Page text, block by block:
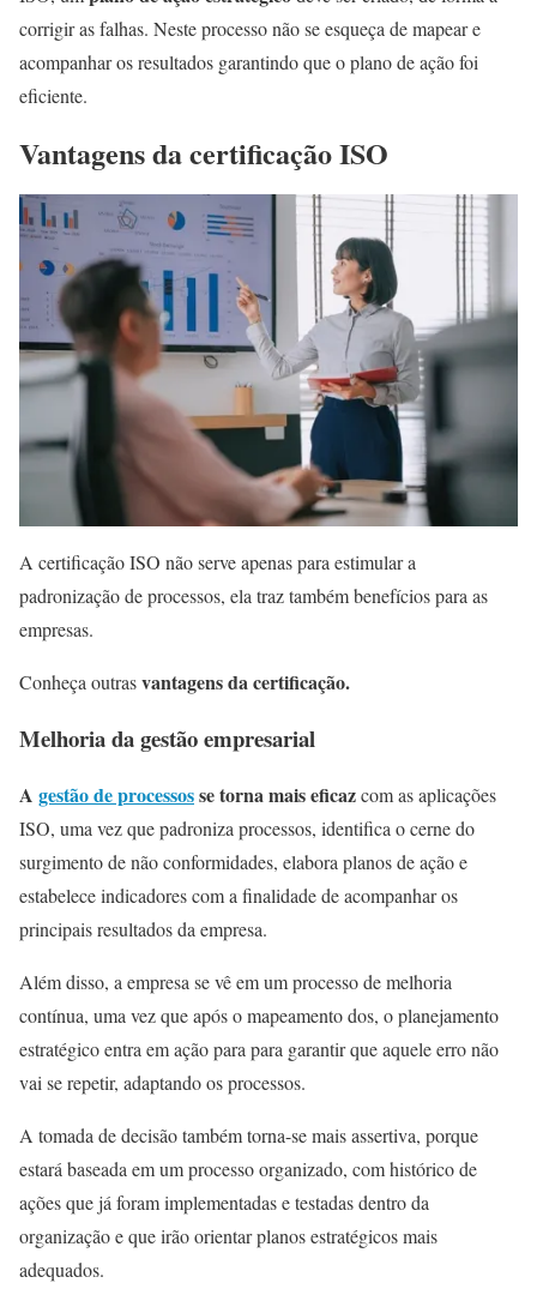
corrigir as falhas. Neste processo não se esqueça de mapear e
acompanhar os resultados garantindo que o plano de ação foi
eficiente.
Vantagens da certificação ISO
A certificação ISO não serve apenas para estimular a
padronização de processos, ela traz também benefícios para as
empresas.
Conheça outrasvantagens da certificação.
Melhoria da gestão empresarial
A gestão de processosse torna mais eficazcom as aplicações
ISO, uma vez que padroniza processos, identifica o cerne do
surgimento de não conformidades, elabora planos de ação e
estabelece indicadores com a finalidade de acompanhar os
principais resultados da empresa.
Além disso, a empresa se vê em um processo de melhoria
contínua, uma vez que após o mapeamento dos, o planejamento
estratégico entra em ação para para garantir que aquele erro não
vai se repetir, adaptando os processos.
A tomada de decisão também torna-se mais assertiva, porque
estará baseada em um processo organizado, com histórico de
ações que já foram implementadas e testadas dentro da
organização e que irão orientar planos estratégicos mais
adequados.